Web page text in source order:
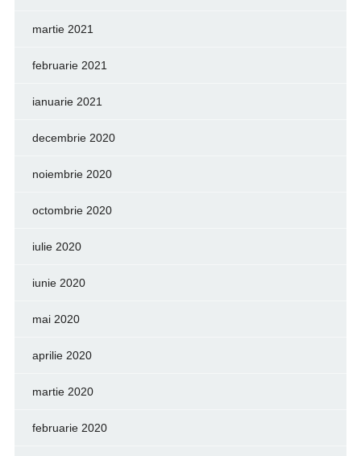
martie 2021
februarie 2021
ianuarie 2021
decembrie 2020
noiembrie 2020
octombrie 2020
iulie 2020
iunie 2020
mai 2020
aprilie 2020
martie 2020
februarie 2020